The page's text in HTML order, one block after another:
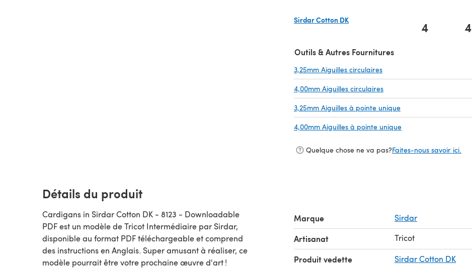
Sirdar Cotton DK
4 4
Outils & Autres Fournitures
3,25mm Aiguilles circulaires
4,00mm Aiguilles circulaires
3,25mm Aiguilles à pointe unique
4,00mm Aiguilles à pointe unique
Quelque chose ne va pas?Faites-nous savoir ici.
Détails du produit
Cardigans in Sirdar Cotton DK - 8123 - Downloadable
PDF est un modèle de Tricot Intermédiaire par Sirdar,
disponible au format PDF téléchargeable et comprend
des instructions en Anglais. Super amusant à réaliser, ce
modèle pourrait être votre prochaine œuvre d'art !
Marque Sirdar
Artisanat Tricot
Produit vedette Sirdar Cotton DK